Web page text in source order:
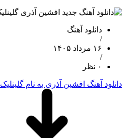
دانلود آهنگ
/
۱۶ مرداد ۱۴۰۵
/
۰ نظر
دانلود آهنگ افشین آذری به نام گلینلیک